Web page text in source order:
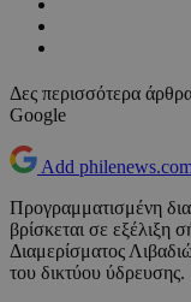
Δες περισσότερα
Google
Add
Προγραμματισμένη
βρίσκεται σε εξέλιξη
Διαμερίσματος
του δικτύου ύδρευσης.